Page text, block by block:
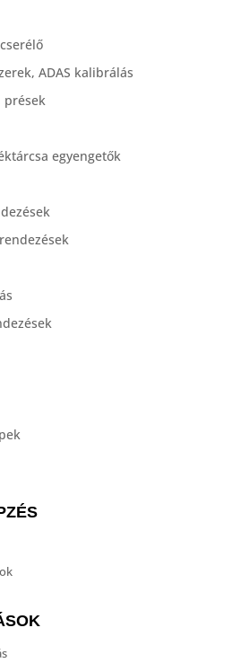
ADAS kalibrálás
prések
egyengetők